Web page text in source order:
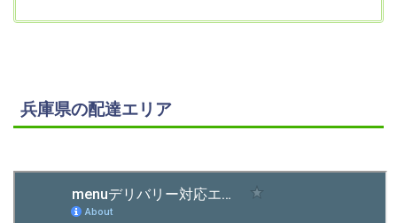
兵庫県の配達エリア